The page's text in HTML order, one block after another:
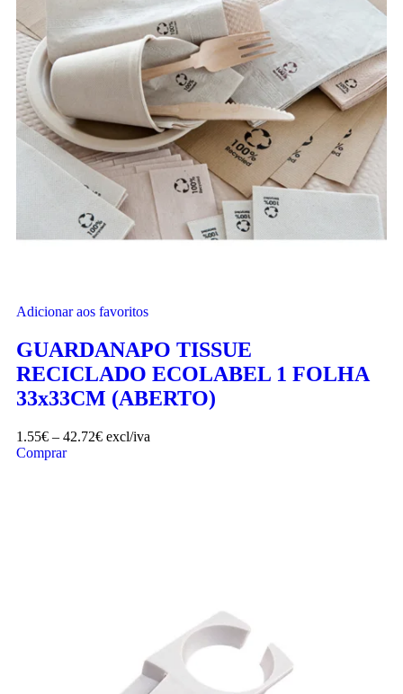
Adicionar aos favoritos
GUARDANAPO TISSUE
RECICLADO ECOLABEL 1 FOLHA
33x33CM (ABERTO)
1.55€ – 42.72€ excl/iva
Comprar